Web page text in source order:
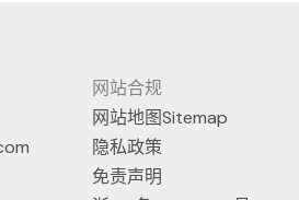
网站合规
网站地图Sitemap
隐私政策
免责声明